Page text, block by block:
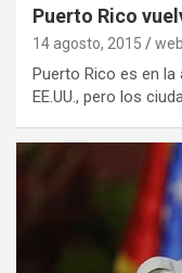
Puerto Rico
14 agosto, 2015
Puerto Rico es en
EE.UU., pero los